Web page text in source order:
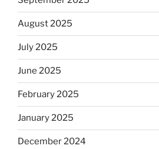
August 2025
July 2025
June 2025
February 2025
January 2025
December 2024